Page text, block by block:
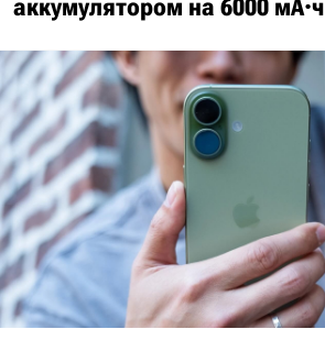
аккумулятором на 6000 мА·ч